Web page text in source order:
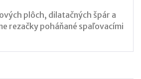
plôch, dilatačných špár a
rezačky poháňané spaľovacími